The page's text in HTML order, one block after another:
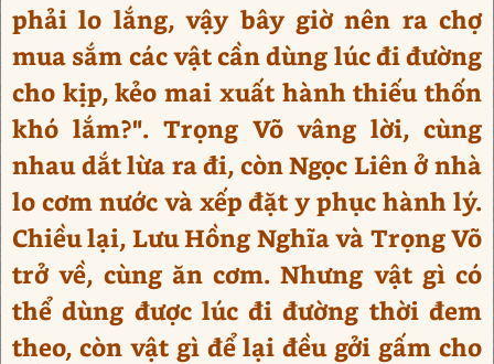
phải lo lắng, vậy bây giờ nên ra chợ
mua sắm các vật cần dùng lúc đi đường
cho kịp, kẻo mai xuất hành thiếu thốn
khó lắm?". Trọng Võ vâng lời, cùng
nhau dắt lừa ra đi, còn Ngọc Liên ở nhà
lo cơm nước và xếp đặt y phục hành lý.
Chiều lại, Lưu Hồng Nghĩa và Trọng Võ
trở về, cùng ăn cơm. Nhưng vật gì có
thể dùng được lúc đi đường thời đem
theo, còn vật gì để lại đều gởi gấm cho